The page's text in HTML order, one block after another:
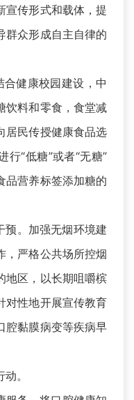
宣传形式和载体，提
群众形成自主自律的
合健康校园建设，中
饮料和零食，食堂减
居民传授健康食品选
行“低糖”或者“无糖”
品营养标签添加糖的
预。加强无烟环境建
，严格公共场所控烟
地区，以长期咀嚼槟
对性地开展宣传教育
腔黏膜病变等疾病早
。